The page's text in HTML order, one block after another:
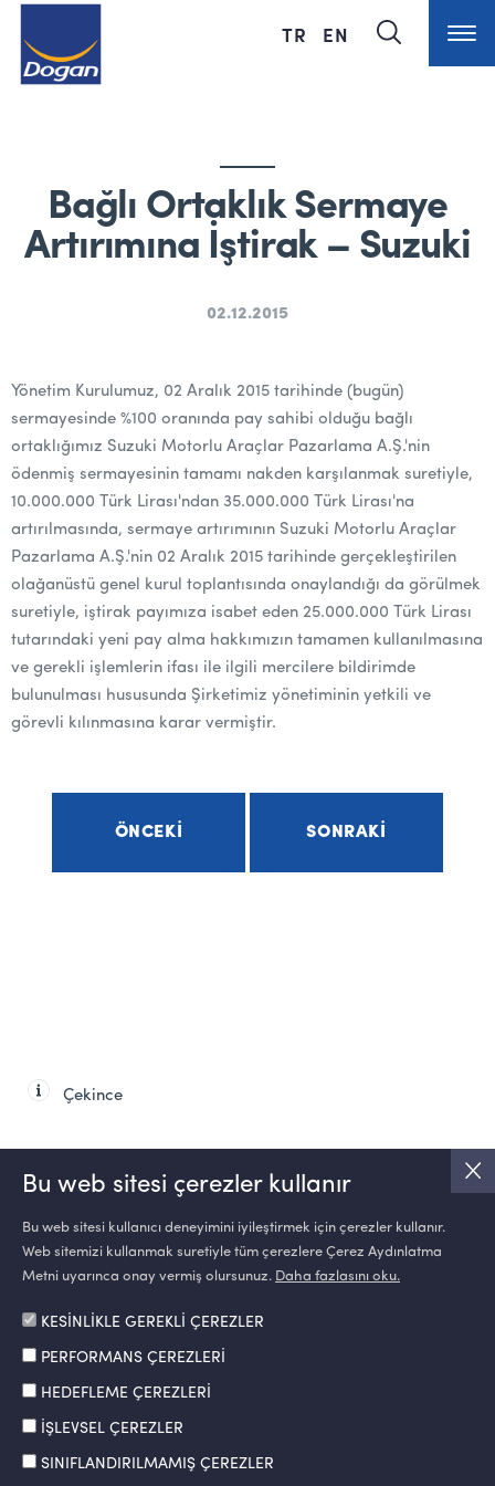
TR EN
Bağlı Ortaklık Sermaye
Artırımına İştirak – Suzuki
02.12.2015
Yönetim Kurulumuz, 02 Aralık 2015 tarihinde (bugün)
sermayesinde %100 oranında pay sahibi olduğu bağlı
ortaklığımız Suzuki Motorlu Araçlar Pazarlama A.Ş.'nin
ödenmiş sermayesinin tamamı nakden karşılanmak suretiyle,
10.000.000 Türk Lirası'ndan 35.000.000 Türk Lirası'na
artırılmasında, sermaye artırımının Suzuki Motorlu Araçlar
Pazarlama A.Ş.'nin 02 Aralık 2015 tarihinde gerçekleştirilen
olağanüstü genel kurul toplantısında onaylandığı da görülmek
suretiyle, iştirak payımıza isabet eden 25.000.000 Türk Lirası
tutarındaki yeni pay alma hakkımızın tamamen kullanılmasına
ve gerekli işlemlerin ifası ile ilgili mercilere bildirimde
bulunulması hususunda Şirketimiz yönetiminin yetkili ve
görevli kılınmasına karar vermiştir.
ÖNCEKI SONRAKI
Çekince
Bu web sitesi çerezler kullanır
Bu web sitesi kullanıcı deneyimini iyileştirmek için çerezler kullanır.
Web sitemizi kullanmak suretiyle tüm çerezlere Çerez Aydınlatma
Metni uyarınca onay vermiş olursunuz. Daha fazlasını oku.
KESİNLİKLE GEREKLİ ÇEREZLER
PERFORMANS ÇEREZLERİ
HEDEFLEME ÇEREZLERİ
İŞLEVSEL ÇEREZLER
SINIFLANDIRILMAMIŞ ÇEREZLER